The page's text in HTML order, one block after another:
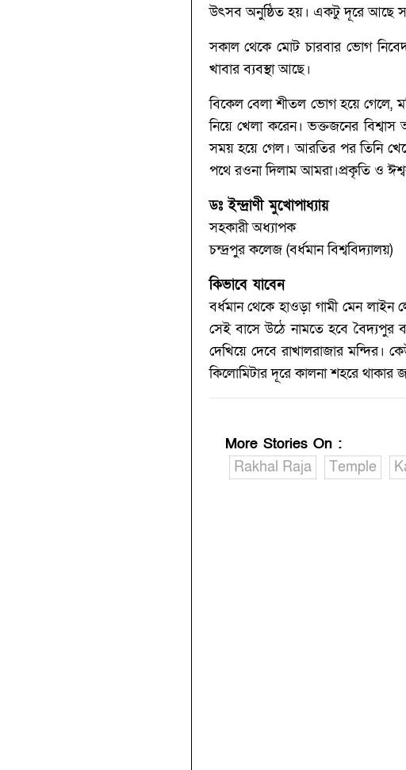
উৎসব অনুষ্ঠিত হয়। একটু দূরে আছে
সকাল থেকে মোট চারবার ভোগ
খাবার ব্যবস্থা আছে।
বিকেল বেলা শীতল ভোগ হয়ে গেলে,
নিয়ে খেলা করেন। ভক্তজনের
সময় হয়ে গেল। আরতির পর তিনি
পথে রওনা দিলাম আমরা।প্রকৃতি ও
ডঃ ইন্দ্রাণী মুখোপাধ্যায়
সহকারী অধ্যাপক
চন্দ্রপুর কলেজ (বর্ধমান বিশ্ববিদ্যালয়)
কিভাবে যাবেন
বর্ধমান থেকে হাওড়া গামী মেন লাইন
সেই বাসে উঠে নামতে হবে বৈদ্যপুর
দেখিয়ে দেবে রাখালরাজার মন্দির।
কিলোমিটার দূরে কালনা শহরে
More Stories On :
Rakhal Raja
Temple